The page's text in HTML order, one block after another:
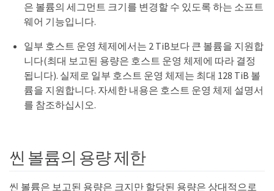
은 볼륨의 세그먼트 크기를 변경할 수 있도록 하는 소프트
웨어 기능입니다.
일부 호스트 운영 체제에서는 2 TiB보다 큰 볼륨을 지원합
니다(최대 보고된 용량은 호스트 운영 체제에 따라 결정
됩니다). 실제로 일부 호스트 운영 체제는 최대 128 TiB 볼
륨을 지원합니다. 자세한 내용은 호스트 운영 체제 설명서
를 참조하십시오.
씬 볼륨의 용량 제한
씬 볼륨은 보고된 용량은 크지만 할당된 용량은 상대적으로